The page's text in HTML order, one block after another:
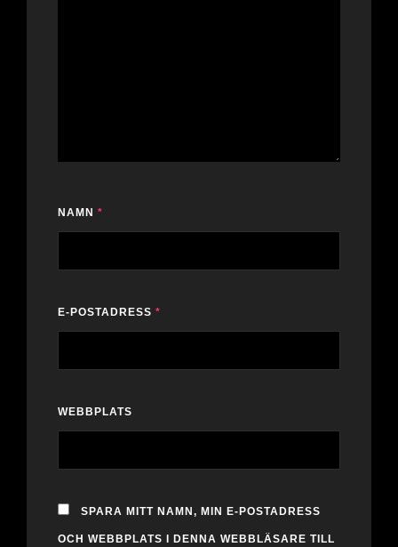
NAMN *
E-POSTADRESS *
WEBBPLATS
SPARA MITT NAMN, MIN E-POSTADRESS
OCH WEBBPLATS I DENNA WEBBLÄSARE TILL